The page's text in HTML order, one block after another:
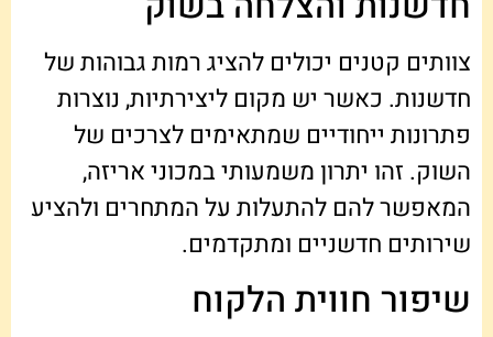
צוותים קטנים יכולים להציג רמות גבוהות של
חדשנות. כאשר יש מקום ליצירתיות, נוצרות
פתרונות ייחודיים שמתאימים לצרכים של
השוק. זהו יתרון משמעותי במכוני אריזה,
המאפשר להם להתעלות על המתחרים ולהציע
שירותים חדשניים ומתקדמים.
שיפור חווית הלקוח